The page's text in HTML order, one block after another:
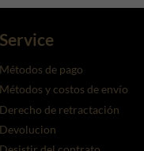
Service
Métodos de pago
Métodos y costos de envío
Derecho de retractación
Devolucion